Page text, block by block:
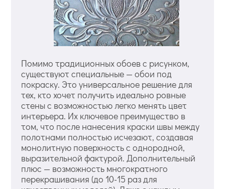
Помимо традиционных обоев с рисунком,
существуют специальные — обои под
покраску. Это универсальное решение для
тех, кто хочет получить идеально ровные
стены с возможностью легко менять цвет
интерьера. Их ключевое преимущество в
том, что после нанесения краски швы между
полотнами полностью исчезают, создавая
монолитную поверхность с однородной,
выразительной фактурой. Дополнительный
плюс — возможность многократного
перекрашивания (до 10-15 раз для